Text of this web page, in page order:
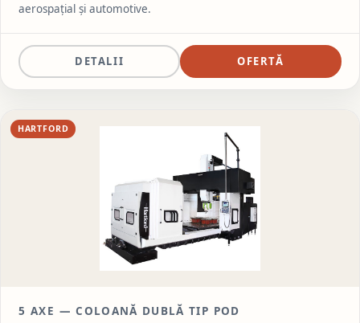
aerospațial și automotive.
DETALII OFERTĂ
HARTFORD
5AXE — COLOANĂ DUBLĂ TIP POD